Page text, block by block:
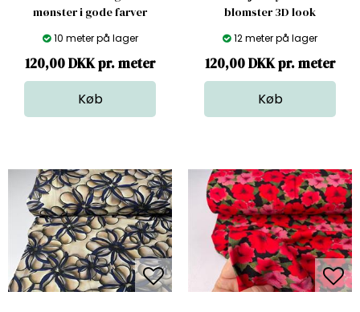
mønster i gode farver
10 meter på lager
120,00 DKK pr. meter
blomster 3D look
12 meter på lager
120,00 DKK pr. meter